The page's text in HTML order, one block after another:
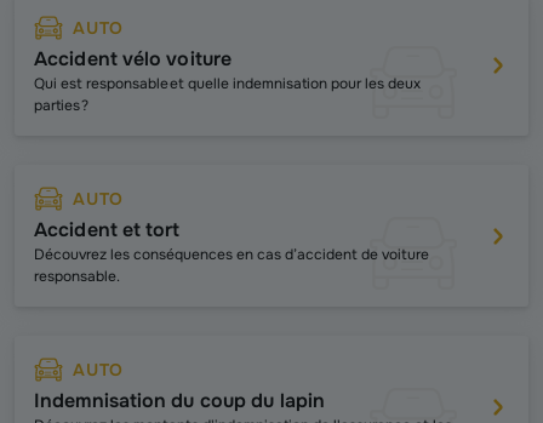
AUTO
Accident vélo voiture
Qui est responsable et quelle indemnisation pour les deux
parties ?
AUTO
Accident et tort
Découvrez les conséquences en cas d’accident de voiture
responsable.
AUTO
Indemnisation du coup du lapin